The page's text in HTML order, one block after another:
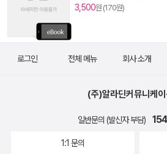
3,500원 (170원)
로그인 전체 메뉴 회사 소개
(주)알라딘커뮤니케이
일반문의 (발신자 부담)
1:1 문의